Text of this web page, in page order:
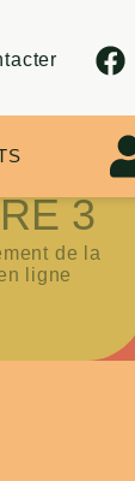
3
de la
ligne